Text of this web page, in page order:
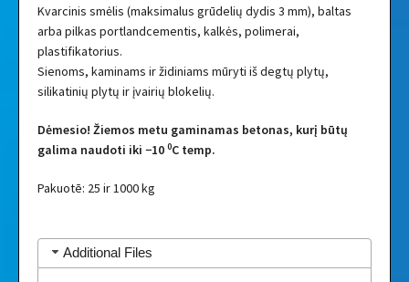
Kvarcinis smėlis (maksimalus grūdelių dydis 3 mm), baltas
arba pilkas portlandcementis, kalkės, polimerai,
plastifikatorius.
Sienoms, kaminams ir židiniams mūryti iš degtų plytų,
silikatinių plytų ir įvairių blokelių.
Dėmesio! Žiemos metu gaminamas betonas, kurį būtų
galima naudoti iki −10 0C temp.
Pakuotē: 25 ir 1000 kg
Additional Files